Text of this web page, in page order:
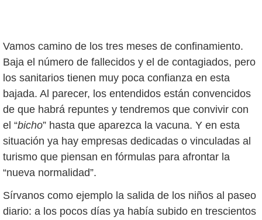
Vamos camino de los tres meses de confinamiento.
Baja el número de fallecidos y el de contagiados, pero
los sanitarios tienen muy poca confianza en esta
bajada. Al parecer, los entendidos están convencidos
de que habrá repuntes y tendremos que convivir con
el “bicho” hasta que aparezca la vacuna. Y en esta
situación ya hay empresas dedicadas o vinculadas al
turismo que piensan en fórmulas para afrontar la
“nueva normalidad”.
Sírvanos como ejemplo la salida de los niños al paseo
diario: a los pocos días ya había subido en trescientos